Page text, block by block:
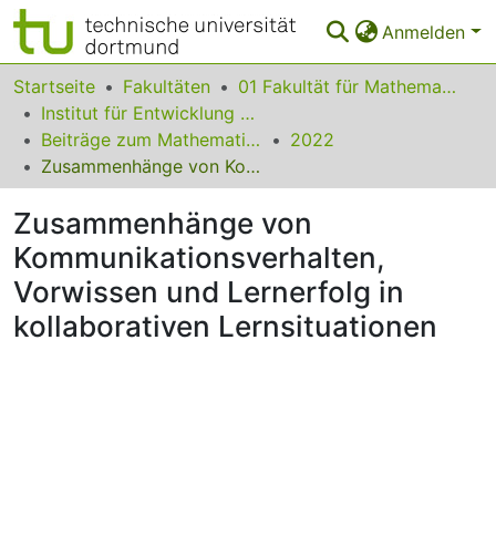
Anmelden
Bereiche & Sammlungen
Das gesamte Repositorium
Statistiken
FAQ
Leitlinien
Zurück zur Startseite
Startseite Fakultäten
01 Fakultät für Mathematik
Institut für Entwicklung und Erforschung des Mathematikunterrichts
Beiträge zum Mathematikunterricht
2022
Zusammenhänge von Kommunikationsverhalten, Vorwissen und Lernerfolg in kollaborativen Lernsituationen
Zusammenhänge von
Kommunikationsverhalten,
Vorwissen und Lernerfolg in
kollaborativen Lernsituationen